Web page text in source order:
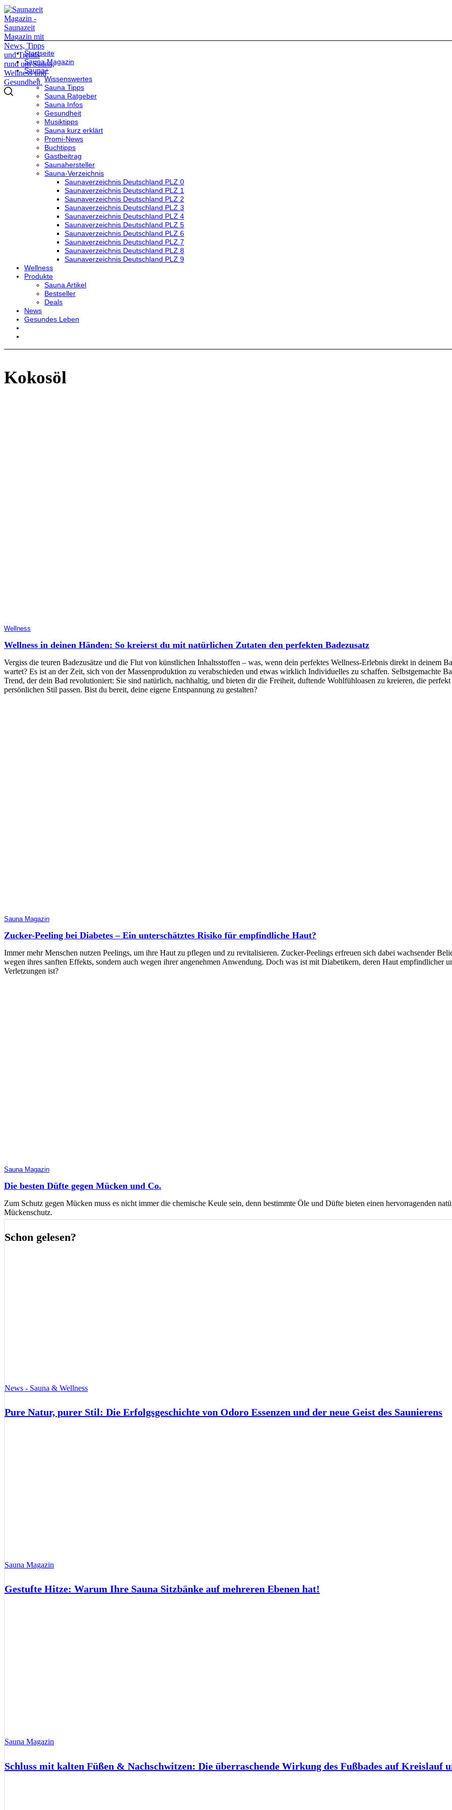
Startseite
Sauna Magazin
Sauna+
Wissenswertes
Sauna Tipps
Sauna Ratgeber
Sauna Infos
Gesundheit
Musiktipps
Sauna kurz erklärt
Promi-News
Buchtipps
Gastbeitrag
Saunahersteller
Sauna-Verzeichnis
Saunaverzeichnis Deutschland PLZ 0
Saunaverzeichnis Deutschland PLZ 1
Saunaverzeichnis Deutschland PLZ 2
Saunaverzeichnis Deutschland PLZ 3
Saunaverzeichnis Deutschland PLZ 4
Saunaverzeichnis Deutschland PLZ 5
Saunaverzeichnis Deutschland PLZ 6
Saunaverzeichnis Deutschland PLZ 7
Saunaverzeichnis Deutschland PLZ 8
Saunaverzeichnis Deutschland PLZ 9
Wellness
Produkte
Sauna Artikel
Bestseller
Deals
News
Gesundes Leben
Kokosöl
Wellness
Wellness in deinen Händen: So kreierst du mit natürlichen Zutaten den perfekten Badezusatz
Vergiss die teuren Badezusätze und die Flut von künstlichen Inhaltsstoffen – was, wenn dein perfektes Wellness-Erlebnis direkt in deinem
wartet? Es ist an der Zeit, sich von der Massenproduktion zu verabschieden und etwas wirklich Individuelles zu schaffen. Selbstgemachte
Trend, der dein Bad revolutioniert: Sie sind natürlich, nachhaltig, und bieten dir die Freiheit, duftende Wohlfühloasen zu kreieren, die
persönlichen Stil passen. Bist du bereit, deine eigene Entspannung zu gestalten?
Sauna Magazin
Zucker-Peeling bei Diabetes – Ein unterschätztes Risiko für empfindliche Haut?
Immer mehr Menschen nutzen Peelings, um ihre Haut zu pflegen und zu revitalisieren. Zucker-Peelings erfreuen sich dabei wachsender
wegen ihres sanften Effekts, sondern auch wegen ihrer angenehmen Anwendung. Doch was ist mit Diabetikern, deren Haut empfindlicher
Verletzungen ist?
Sauna Magazin
Die besten Düfte gegen Mücken und Co.
Zum Schutz gegen Mücken muss es nicht immer die chemische Keule sein, denn bestimmte Öle und Düfte bieten einen hervorragenden
Mückenschutz.
Schon gelesen?
News - Sauna & Wellness
Pure Natur, purer Stil: Die Erfolgsgeschichte von Odoro Essenzen und der neue Geist des Saunierens
Sauna Magazin
Gestufte Hitze: Warum Ihre Sauna Sitzbänke auf mehreren Ebenen hat!
Sauna Magazin
Schluss mit kalten Füßen & Nachschwitzen: Die überraschende Wirkung des Fußbades auf Kreislauf